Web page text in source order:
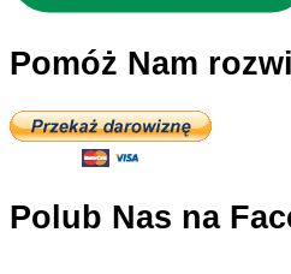
Pomóż Nam
Polub Nas na